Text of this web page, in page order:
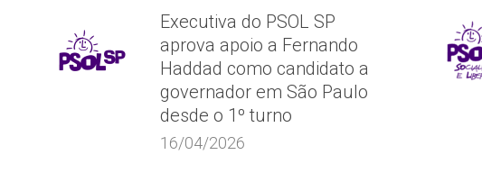
Executiva do PSOL SP
aprova apoio a Fernando
Haddad como candidato a
governador em São Paulo
desde o 1º turno
16/04/2026